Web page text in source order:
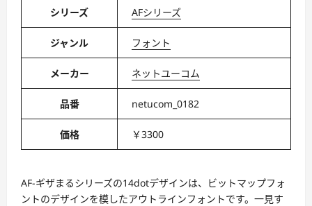
シリーズ AFシリーズ
ジャンル フォント
メーカー ネットユーコム
品番 netucom_0182
価格 ￥3300
AF-ギザまるシリーズの14dotデザインは、ビットマップフォ
ントのデザインを模したアウトラインフォントです。一見す